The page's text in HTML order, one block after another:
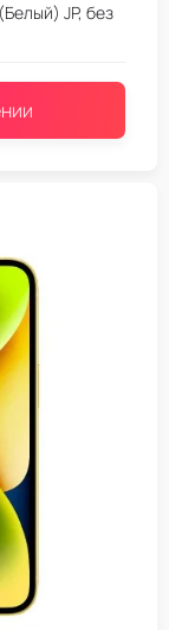
JP, без